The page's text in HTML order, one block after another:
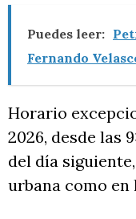
Puedes leer:
Fernando
Horario
2026, desde las
del día
urbana como en